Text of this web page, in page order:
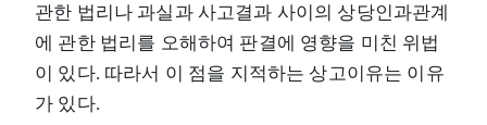
관한 법리나 과실과 사고결과 사이의 상당인과관계
에 관한 법리를 오해하여 판결에 영향을 미친 위법
이 있다. 따라서 이 점을 지적하는 상고이유는 이유
가 있다.